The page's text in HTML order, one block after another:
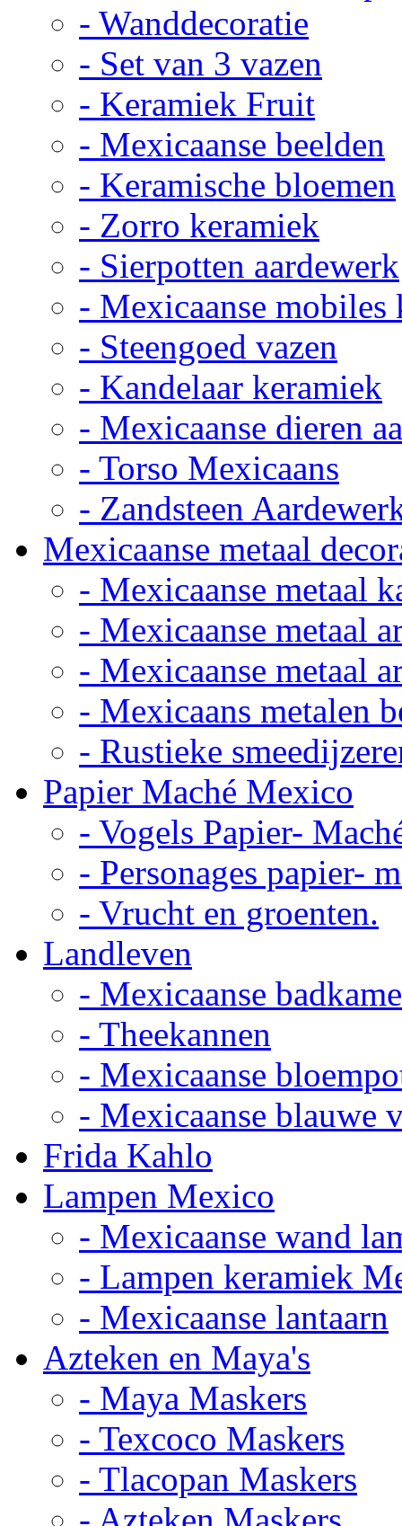
- Wanddecoratie
- Set van 3 vazen
- Keramiek Fruit
- Mexicaanse beelden
- Keramische bloemen
- Zorro keramiek
- Sierpotten aardewerk
- Mexicaanse mobiles
- Steengoed vazen
- Kandelaar keramiek
- Mexicaanse dieren
- Torso Mexicaans
- Zandsteen
Mexicaanse metaal
- Mexicaanse metaal
- Mexicaanse metaal
- Mexicaanse metaal
- Mexicaans metalen
- Rustieke
Papier Maché Mexico
- Vogels Papier-
- Personages papier-
- Vrucht en groenten.
Landleven
- Mexicaanse
- Theekannen
- Mexicaanse
- Mexicaanse blauwe
Frida Kahlo
Lampen Mexico
- Mexicaanse wand
- Lampen keramiek
- Mexicaanse lantaarn
Azteken en Maya's
- Maya Maskers
- Texcoco Maskers
- Tlacopan Maskers